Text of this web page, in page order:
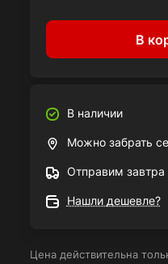
В
В наличии
Можно забрать
Отправим завтра
Нашли дешевле?
Цена действительна